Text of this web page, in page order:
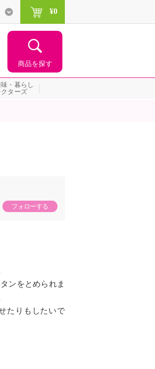
商品を探す
¥0
・暮らし
クターズ
フォローする
ンをとめられま
たりもしたいで